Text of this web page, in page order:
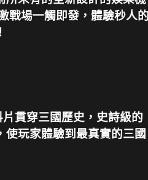
戰場一觸即發，體驗秒人
貫穿三國歷史，史詩級的
玩家體驗到最真實的三國